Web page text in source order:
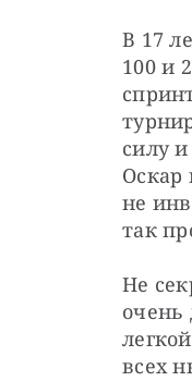
В 17
100 и
силу
Оскар
не
так
Не
очень
всех